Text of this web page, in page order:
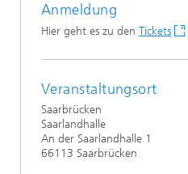
Anmeldung
Hier geht es zu den Tickets
Veranstaltungsort
Saarbrücken
Saarlandhalle
An der Saarlandhalle 1
66113 Saarbrücken